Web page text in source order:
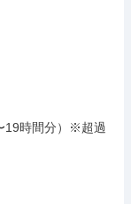
19時間分）※超過